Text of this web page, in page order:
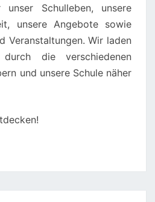
unser Schulleben, unsere
unsere Angebote sowie
Veranstaltungen. Wir laden
die verschiedenen
und unsere Schule näher